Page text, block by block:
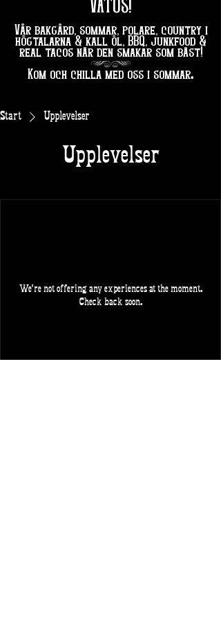
VATOS!
Vår bakgård, sommar, polare, country i
högtalarna & kall öl, BBQ, junkfood &
real tacos när den smakar som bäst!
hg
Kom och chilla med oss i sommar.
Start Upplevelser
Upplevelser
We're not offering any experiences at the moment.
Check back soon.